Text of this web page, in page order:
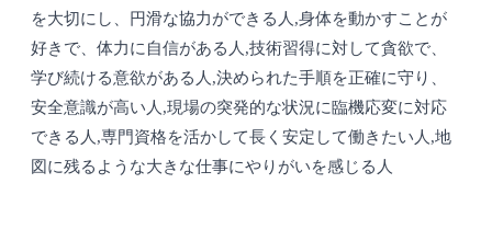
を大切にし、円滑な協力ができる人,身体を動かすことが
好きで、体力に自信がある人,技術習得に対して貪欲で、
学び続ける意欲がある人,決められた手順を正確に守り、
安全意識が高い人,現場の突発的な状況に臨機応変に対応
できる人,専門資格を活かして長く安定して働きたい人,地
図に残るような大きな仕事にやりがいを感じる人